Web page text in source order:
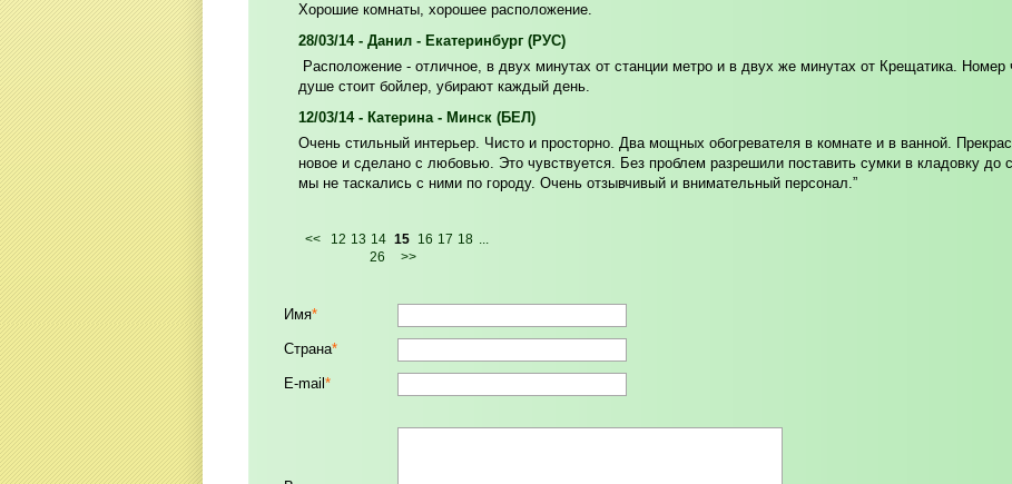
Хорошие комнаты, хорошее расположение.
28/03/14 - Данил - Екатеринбург (РУС)
Расположение - отличное, в двух минутах от станции метро и в двух же минутах от Крещатика.
душе стоит бойлер, убирают каждый день.
12/03/14 - Катерина - Минск (БЕЛ)
Очень стильный интерьер. Чисто и просторно. Два мощных обогревателя в комнате и в ванной.
новое и сделано с любовью. Это чувствуется. Без проблем разрешили поставить сумки в кладовку до
мы не таскались с ними по городу. Очень отзывчивый и внимательный персонал.”
<< 12 13 14 15 16 17 18 ...
26
>>
Имя*
Страна*
E-mail *